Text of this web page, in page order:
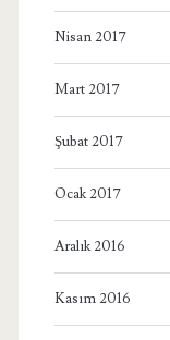
Nisan 2017
Mart 2017
Şubat 2017
Ocak 2017
Aralık 2016
Kasım 2016